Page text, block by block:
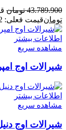
43.789.900 تومان
تومانقیمت فعلی: 38.535.112 تومان.
اطلاعات بیشتر
مشاهده سریع
شیرالات اوج
اطلاعات بیشتر
مشاهده سریع
شیرالات اوج